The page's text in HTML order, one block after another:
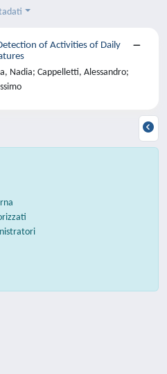
of Activities of Daily
Nadia; Cappelletti, Alessandro;